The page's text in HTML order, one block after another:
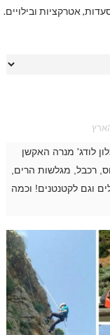
אטרקציות ובילויים.
לודג' מנרה האקשן
רכבל, מגלשות הרים,
וגם לקטנטנים! וכמה